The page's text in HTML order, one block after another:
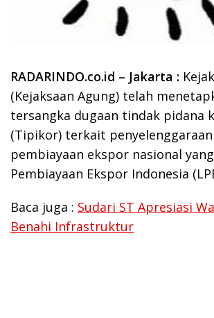
RADARINDO.co.id – Jakarta :
(Kejaksaan Agung) telah
tersangka dugaan tindak pidana
(Tipikor) terkait
pembiayaan ekspor nasional
Pembiayaan Ekspor Indonesia
Baca juga : Sudari ST Apresiasi
Benahi Infrastruktur